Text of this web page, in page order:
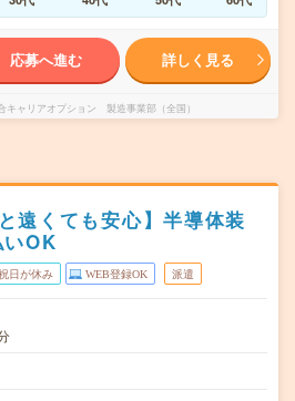
応募へ進む 詳しく見る
キャリアオプション 製造事業部（全国）
遠くても安心】半導体装
OK
日が休み WEB登録OK 派遣